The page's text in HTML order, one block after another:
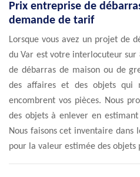
Prix entreprise de
demande de tarif
Lorsque vous avez un projet de
du Var est votre interlocuteur
de débarras de maison ou de
des affaires et des objets qui
encombrent vos pièces. Nous
des objets à enlever en
Nous faisons cet inventaire dans
pour la valeur estimée des objets